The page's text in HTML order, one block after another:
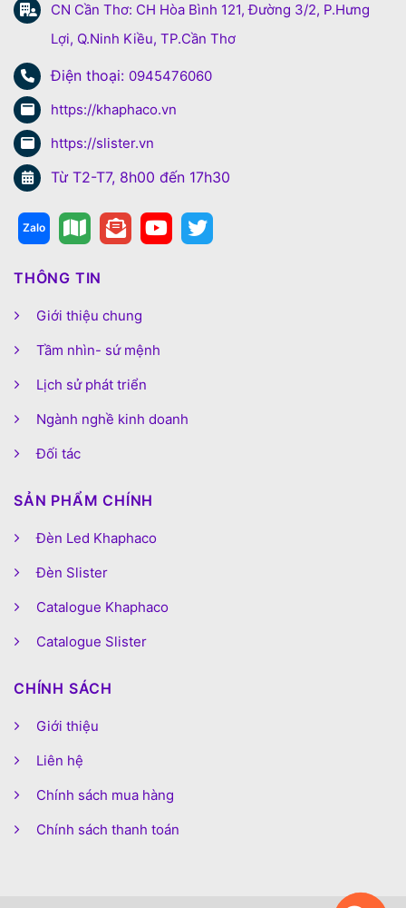
CN Cần Thơ: CH Hòa Bình 121, Đường 3/2, P.Hưng
Lợi, Q.Ninh Kiều, TP.Cần Thơ
Điện thoại: 0945476060
https://khaphaco.vn
https://slister.vn
Từ T2-T7, 8h00 đến 17h30
THÔNG TIN
Giới thiệu chung
Tầm nhìn- sứ mệnh
Lịch sử phát triển
Ngành nghề kinh doanh
Đối tác
SẢN PHẨM CHÍNH
Đèn Led Khaphaco
Đèn Slister
Catalogue Khaphaco
Catalogue Slister
CHÍNH SÁCH
Giới thiệu
Liên hệ
Chính sách mua hàng
Chính sách thanh toán